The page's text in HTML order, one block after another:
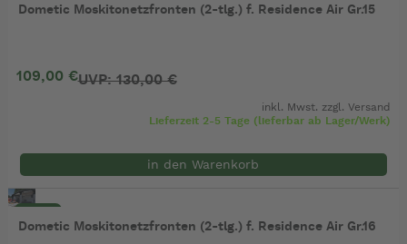
Dometic Moskitonetzfronten (2-tlg.) f. Residence Air Gr.15
109,00 €UVP: 130,00 €
inkl. Mwst. zzgl.Versand
Lieferzeit 2-5 Tage (lieferbar ab Lager/Werk)
in den Warenkorb
Dometic Moskitonetzfronten (2-tlg.) f. Residence Air Gr.16